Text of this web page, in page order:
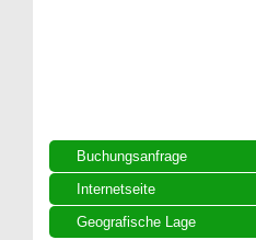
Buchungsanfrage
Internetseite
Geografische Lage